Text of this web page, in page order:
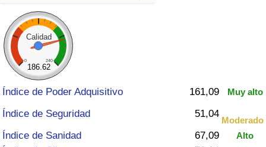
Calidad
0 240
186.62
Índice de Poder Adquisitivo 161,09 Muy alto
Índice de Seguridad 51,04
Moderado
Índice de Sanidad 67,09 Alto
Índice de Costo de Vida
Índice de costo de vida por país
en aqaba
Índice de Precios de Inmuebles
Índice de Precios de Inmuebles por País
Índice de Calidad de Vida (Actual)
Índice de calidad de vida por país
Delincuencia
Calificación del Índice de Criminalidad